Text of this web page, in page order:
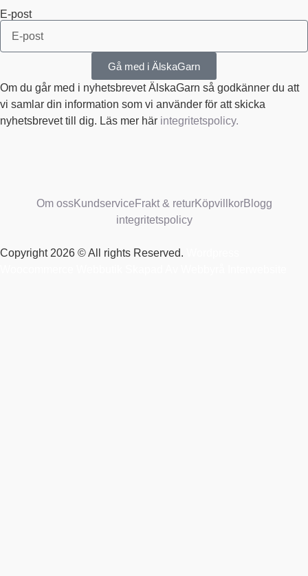
E-post
Gå med i ÄlskaGarn
Om du går med i nyhetsbrevet ÄlskaGarn så godkänner du att
vi samlar din information som vi använder för att skicka
nyhetsbrevet till dig. Läs mer här integritetspolicy.
Om ossKundservice Frakt & returKöpvillkorBlogg
integritetspolicy
Copyright 2026 © All rights Reserved.